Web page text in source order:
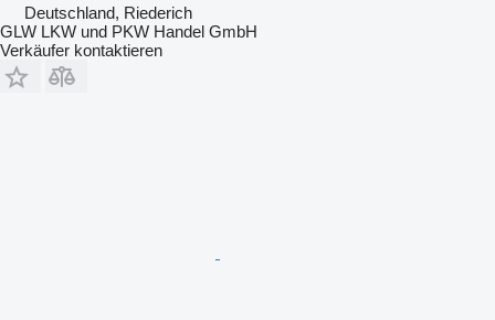
Deutschland, Riederich
GLW LKW und PKW Handel GmbH
Verkäufer kontaktieren